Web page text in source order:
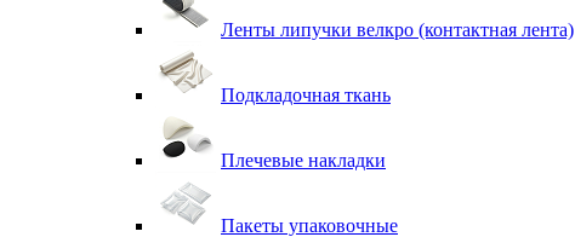
Ленты липучки велкро (контактная лента)
Подкладочная ткань
Плечевые накладки
Пакеты упаковочные